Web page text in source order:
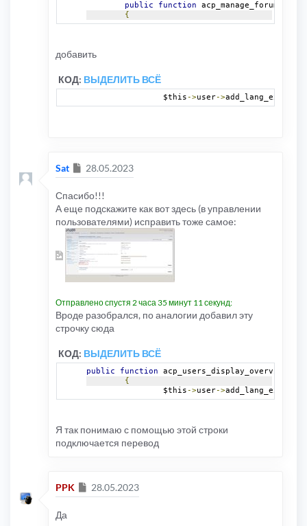
public function
{
добавить
КОД: ВЫДЕЛИТЬ ВСЁ
		$this
->user->add_lang_ext
Sat Сообщение
28.05.2023
Спасибо!!!
А еще подскажите как вот здесь (в управлении
пользователями) исправить тоже самое:
Отправлено спустя 2 часа 35 минут 11 секунд:
Вроде разобрался, по аналогии добавил эту
строчку сюда
КОД: ВЫДЕЛИТЬ ВСЁ
public function acp_users_display_overview
{
		$this
->user->add_lang_ext
Я так понимаю с помощью этой строки
подключается перевод
PPK Сообщение
28.05.2023
Да